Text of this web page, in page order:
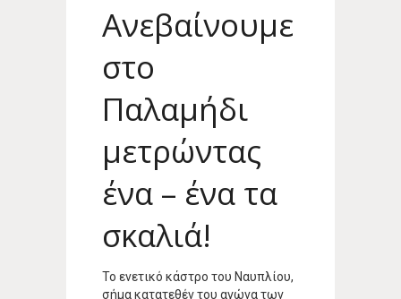
Ανεβαίνουμε
στο
Παλαμήδι
μετρώντας
ένα – ένα τα
σκαλιά!
Το ενετικό κάστρο του Ναυπλίου,
σήμα κατατεθέν του αγώνα των